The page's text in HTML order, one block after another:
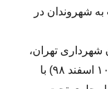
به شهروندان در
تهران،
مفاد دستورالعمل کار از راه دور ابلاغی (۱۰ اسفند ۹۸) با